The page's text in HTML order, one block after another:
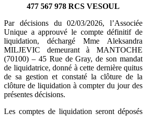
477 567 978 RCS VESOUL
Par décisions du 02/03/2026, l’Associée
Unique a approuvé le compte définitif de
liquidation, déchargé Mme Aleksandra
MILJEVIC demeurant à MANTOCHE
(70100) – 45 Rue de Gray, de son mandat
de liquidatrice, donné à cette dernière quitus
de sa gestion et constaté la clôture de la
clôture de liquidation à compter du jour des
présentes décisions.
Les comptes de liquidation seront déposés